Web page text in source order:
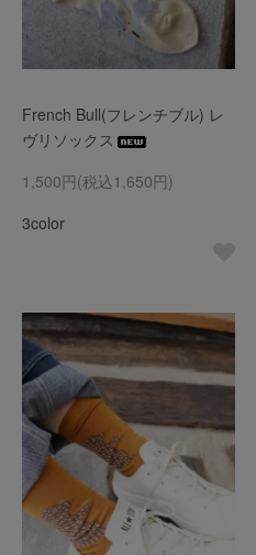
French Bull(フレンチブル) レ
ヴリソックス
1,500円(税込1,650円)
3color